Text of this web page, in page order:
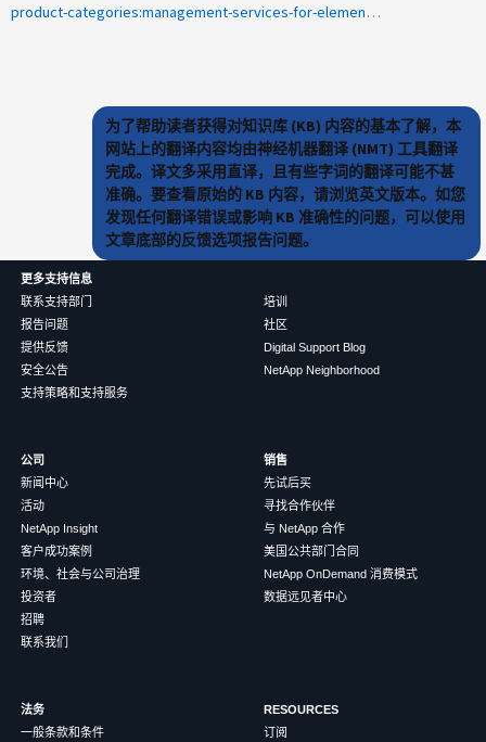
product-categories:management-services-for-element-software-and-netapp-hci
为了帮助读者获得对知识库 (KB) 内容的基本了解，本
网站上的翻译内容均由神经机器翻译 (NMT) 工具翻译
完成。译文多采用直译，且有些字词的翻译可能不甚
准确。要查看原始的 KB 内容，请浏览英文版本。如您
发现任何翻译错误或影响 KB 准确性的问题，可以使用
文章底部的反馈选项报告问题。
更多支持信息
联系支持部门
报告问题
提供反馈
安全公告
支持策略和支持服务
培训
社区
Digital Support Blog
NetApp Neighborhood
公司
新闻中心
活动
NetApp Insight
客户成功案例
环境、社会与公司治理
投资者
招聘
联系我们
销售
先试后买
寻找合作伙伴
与 NetApp 合作
美国公共部门合同
NetApp OnDemand 消费模式
数据远见者中心
法务
一般条款和条件
RESOURCES
订阅